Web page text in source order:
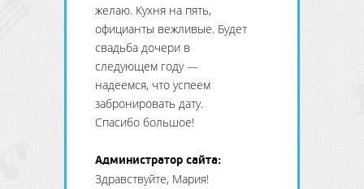
желаю. Кухня на пять,
официанты вежливые. Будет
свадьба дочери в
следующем году —
надеемся, что успеем
забронировать дату.
Спасибо большое!
Администратор сайта:
Здравствуйте, Мария!